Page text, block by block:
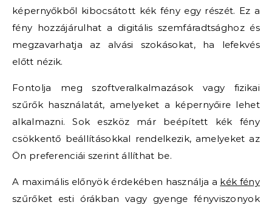
képernyőkből kibocsátott kék fény egy részét. Ez a
fény hozzájárulhat a digitális szemfáradtsághoz és
megzavarhatja az alvási szokásokat, ha lefekvés
előtt nézik.
Fontolja meg szoftveralkalmazások vagy fizikai
szűrők használatát, amelyeket a képernyőire lehet
alkalmazni. Sok eszköz már beépített kék fény
csökkentő beállításokkal rendelkezik, amelyeket az
Ön preferenciái szerint állíthat be.
A maximális előnyök érdekében használja a kék fény
szűrőket esti órákban vagy gyenge fényviszonyok